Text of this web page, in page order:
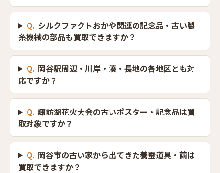
Q. シルクファクトおかや関連の記念品・古い製
糸機械の部品も買取できますか？
Q. 岡谷駅周辺・川岸・湊・長地の各地区とも対
応ですか？
Q. 諏訪湖花火大会の古いポスター・記念品は買
取対象ですか？
Q. 岡谷市の古い家から出てきた養蚕道具・繭は
買取できますか？